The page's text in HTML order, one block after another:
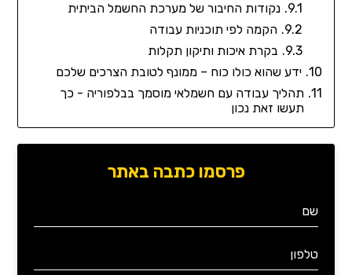
נקודות החיבור של מערכת החשמל הביתית
הקמה לפי תוכניות עבודה
בקרת איכות ותיקון תקלות
ידע שהוא כולו כוח – ממונף לטובת הצרכים שלכם
תהליך עבודה עם חשמלאי מוסמך בבלפוריה - כך
תעשו זאת נכון
פרסמו כתבה באתר